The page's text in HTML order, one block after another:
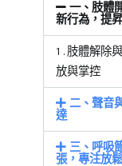
一、肢體
新行為，提
1.肢體解除
放與掌控
二、聲音
達
三、呼吸
張，專注放鬆